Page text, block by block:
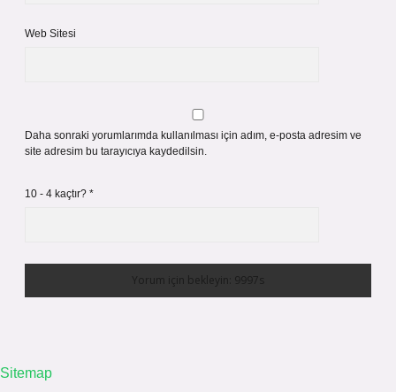
Web Sitesi
Daha sonraki yorumlarımda kullanılması için adım, e-posta adresim ve
site adresim bu tarayıcıya kaydedilsin.
10 - 4 kaçtır? *
Sitemap